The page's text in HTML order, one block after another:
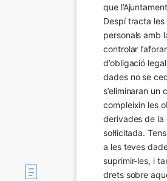
Imatge
que
Despí tracta
personals amb
controlar
d’obligació
dades no se
s’eliminaran un
compleixin les
derivades de la
sol·licitada.
a les teves
suprimir-les, i
drets sobre